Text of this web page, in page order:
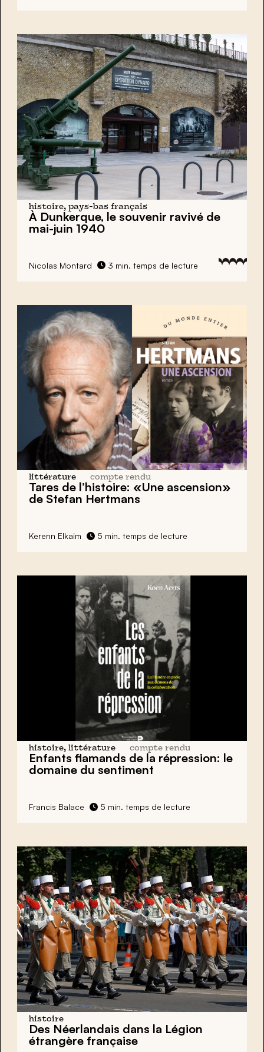
histoire, pays-bas français
À Dunkerque, le souvenir ravivé de
mai-juin 1940
Nicolas Montard 3 min. temps de lecture
littérature compte rendu
Tares de l’histoire: «Une ascension»
de Stefan Hertmans
Kerenn Elkaïm 5 min. temps de lecture
histoire, littérature compte rendu
Enfants flamands de la répression: le
domaine du sentiment
Francis Balace 5 min. temps de lecture
histoire
Des Néerlandais dans la Légion
étrangère française